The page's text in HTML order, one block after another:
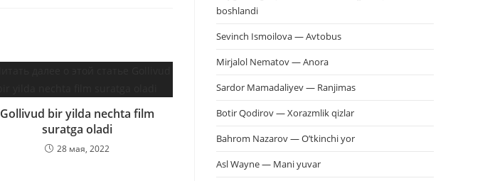
Gollivud bir yilda nechta film
suratga oladi
28 мая, 2022
boshlandi
Sevinch Ismoilova — Avtobus
Mirjalol Nematov — Anora
Sardor Mamadaliyev — Ranjimas
Botir Qodirov — Xorazmlik qizlar
Bahrom Nazarov — O’tkinchi yor
Asl Wayne — Mani yuvar